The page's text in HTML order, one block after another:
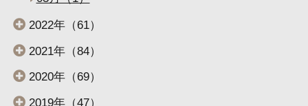
2022年（61）
2021年（84）
2020年（69）
2019年（47）